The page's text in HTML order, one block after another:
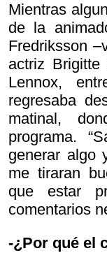
Mientras
de la
Fredriksson
actriz
Lennox,
regresaba
matinal,
programa.
generar algo
me tiraran
que estar
comentarios
-¿Por qué el